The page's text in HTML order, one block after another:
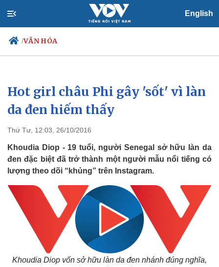
English
/VĂN HÓA
Chính trị
Đảng
Tổ chức nhân sự
Nhận diện sự thật
Xã hội
Việc làm
Biển đảo
Hot girl châu Phi gây 'sốt' vì làn
da đen hiếm thấy
Thứ Tư, 12:03, 26/10/2016
Khoudia Diop - 19 tuổi, người Senegal sở hữu làn da
đen đặc biệt đã trở thành một người mẫu nổi tiếng có
lượng theo dõi “khủng” trên Instagram.
Khoudia Diop vốn sở hữu làn da đen nhánh đúng nghĩa,